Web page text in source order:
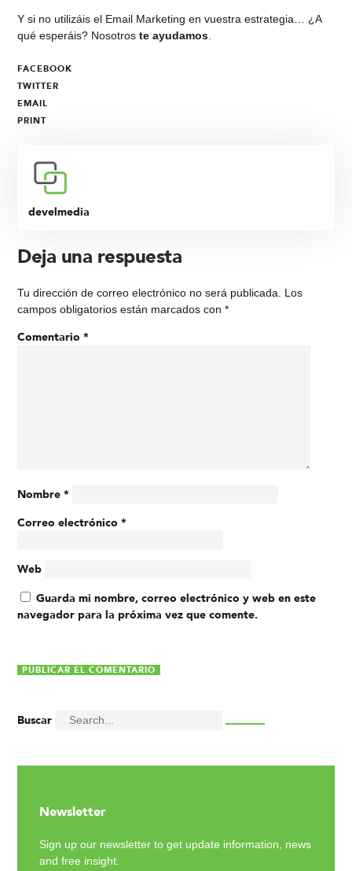
Y si no utilizáis el Email Marketing en vuestra estrategia… ¿A
qué esperáis? Nosotros te ayudamos
FACEBOOK
TWITTER
EMAIL
PRINT
develmedia
Deja una respuesta
Tu dirección de correo electrónico no será publicada.
Los
campos obligatorios están marcados con *
Comentario *
Nombre *
Correo electrónico *
Web
Guarda mi nombre, correo electrónico y web en este
navegador para la próxima vez que comente.
Buscar
Newsletter
Sign up our newsletter to get update information, news
and free insight.